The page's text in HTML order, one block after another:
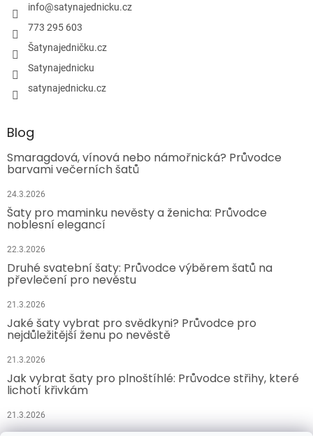
info@satynajednicku.cz
773 295 603
Šatynajedničku.cz
Satynajednicku
satynajednicku.cz
Blog
Smaragdová, vínová nebo námořnická? Průvodce
barvami večerních šatů
24.3.2026
Šaty pro maminku nevěsty a ženicha: Průvodce
noblesní elegancí
22.3.2026
Druhé svatební šaty: Průvodce výběrem šatů na
převlečení pro nevěstu
21.3.2026
Jaké šaty vybrat pro svědkyni? Průvodce pro
nejdůležitější ženu po nevěstě
21.3.2026
Jak vybrat šaty pro plnoštíhlé: Průvodce střihy, které
lichotí křivkám
21.3.2026